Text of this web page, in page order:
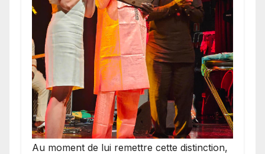
​Au moment de lui remettre cette distinction,